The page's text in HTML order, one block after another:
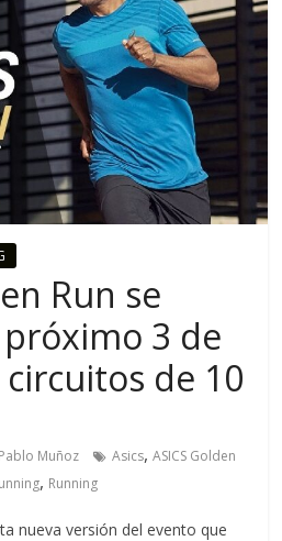
Run se
3 de
de 10
Muñoz Asics,ASICS Golden
, Running
nueva versión del evento que